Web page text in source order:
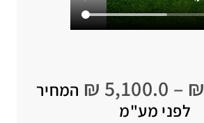
₪
–
₪ 5,100.0
המחיר
לפני מע"מ